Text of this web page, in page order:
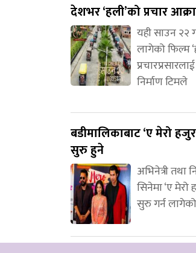
देशभर ‘हली’को प्रचार
यही साउन २२
लागेको फिल्म
निर्माण टिमले
बडीमालिकाबाट ‘ए मेरो
सुरु हुने
अभिनेत्री तथा
सिनेमा ‘ए
सुरु गर्न